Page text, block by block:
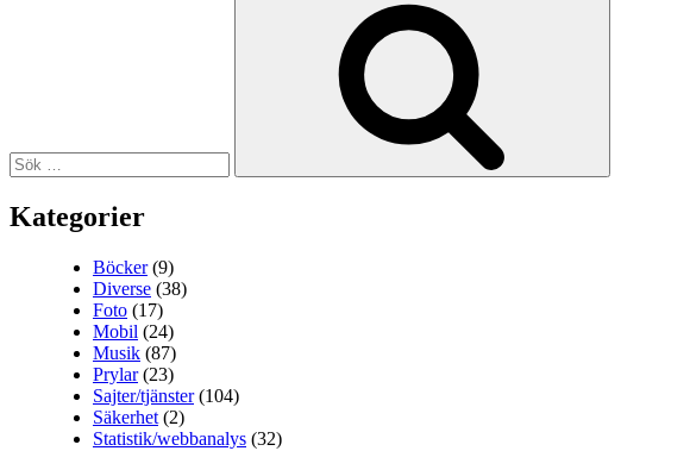
Kategorier
Böcker(9)
Diverse (38)
Foto (17)
Mobil (24)
Musik (87)
Prylar(23)
Sajter/tjänster(104)
Säkerhet (2)
Statistik/webbanalys (32)